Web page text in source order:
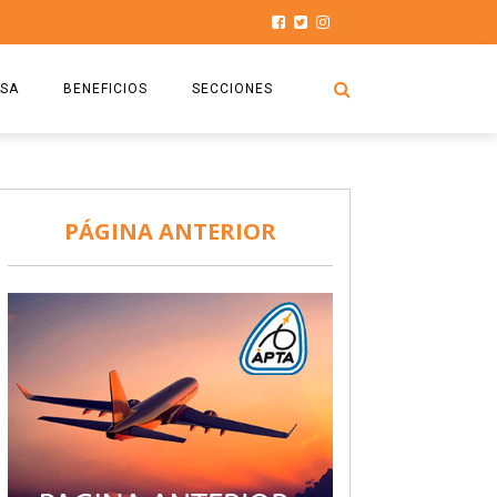
BENEFICIOS
COMISIÓN
SECCIONES
SEGURIDAD AÉREA
TURISMO Y RECREACIÓN
VIDEOS
PÁGINA ANTERIOR